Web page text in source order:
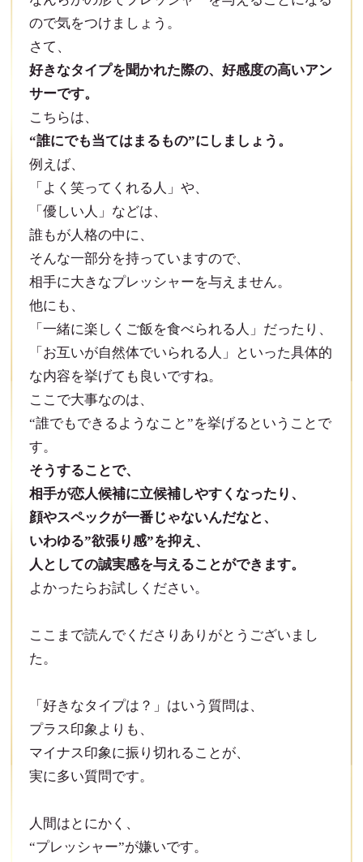
ので気をつけましょう。
さて、
好きなタイプを聞かれた際の、好感度の高いアン
サーです。
こちらは、
“誰にでも当てはまるもの”にしましょう。
例えば、
「よく笑ってくれる人」や、
「優しい人」などは、
誰もが人格の中に、
そんな一部分を持っていますので、
相手に大きなプレッシャーを与えません。
他にも、
「一緒に楽しくご飯を食べられる人」だったり、
「お互いが自然体でいられる人」といった具体的
な内容を挙げても良いですね。
ここで大事なのは、
“誰でもできるようなこと”を挙げるということで
す。
そうすることで、
相手が恋人候補に立候補しやすくなったり、
顔やスペックが一番じゃないんだなと、
いわゆる”欲張り感”を抑え、
人としての誠実感を与えることができます。
よかったらお試しください。
ここまで読んでくださりありがとうございまし
た。
「好きなタイプは？」はいう質問は、
プラス印象よりも、
マイナス印象に振り切れることが、
実に多い質問です。
人間はとにかく、
“プレッシャー”が嫌いです。